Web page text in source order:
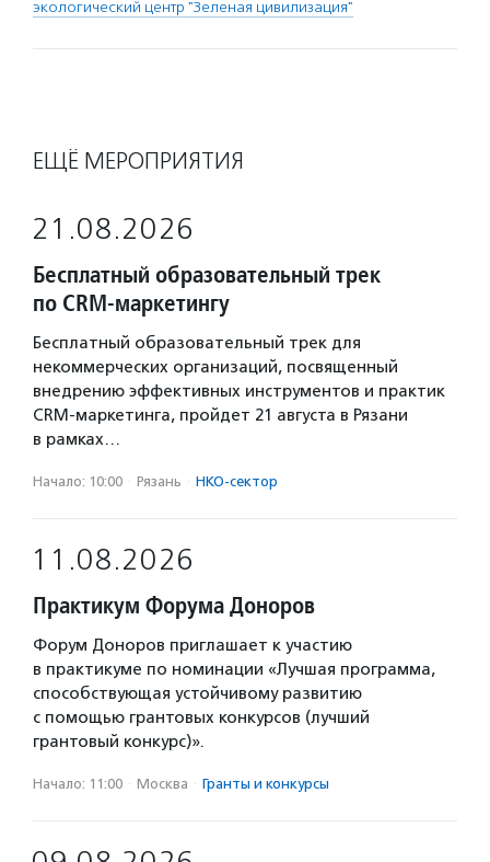
экологический центр "Зеленая цивилизация"
ЕЩЁ МЕРОПРИЯТИЯ
21.08.2026
Бесплатный образовательный трек
по CRM-маркетингу
Бесплатный образовательный трек для
некоммерческих организаций, посвященный
внедрению эффективных инструментов и практик
CRM-маркетинга, пройдет 21 августа в Рязани
в рамках…
Начало: 10:00 · Рязань · НКО-сектор
11.08.2026
Практикум Форума Доноров
Форум Доноров приглашает к участию
в практикуме по номинации «Лучшая программа,
способствующая устойчивому развитию
с помощью грантовых конкурсов (лучший
грантовый конкурс)».
Начало: 11:00 · Москва · Гранты и конкурсы